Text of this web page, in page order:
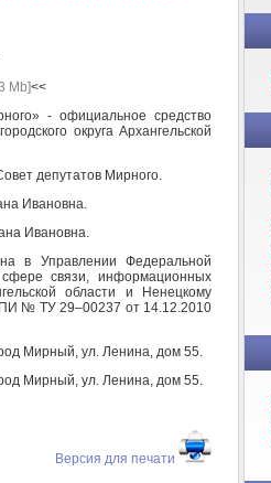
Mb]<<
- официальное средство
округа Архангельской
депутатов Мирного.
Ивановна.
Ивановна.
в Управлении Федеральной
связи, информационных
области и Ненецкому
ПИ № ТУ 29–00237 от 14.12.2010
Мирный, ул. Ленина, дом 55.
Мирный, ул. Ленина, дом 55.
Версия для печати